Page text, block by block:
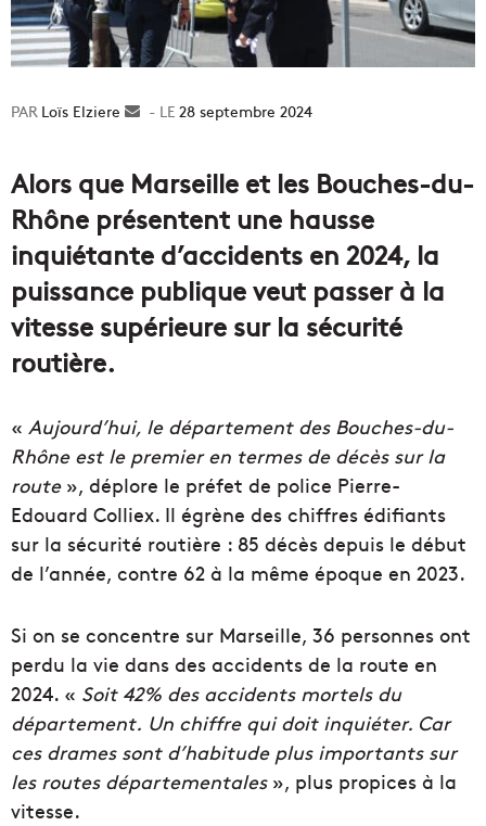
Loïs Elziere
Envoyer28 septembre 2024
Alors que Marseille et les Bouches-du-
Rhône présentent une hausse
inquiétante d’accidents en 2024, la
puissance publique veut passer à la
vitesse supérieure sur la sécurité
routière.
« Aujourd’hui, le département des Bouches-du-
Rhône est le premier en termes de décès sur la
route», déplore le préfet de police Pierre-
Edouard Colliex. Il égrène des chiffres édifiants
sur la sécurité routière : 85 décès depuis le début
de l’année, contre 62 à la même époque en 2023.
Si on se concentre sur Marseille, 36 personnes ont
perdu la vie dans des accidents de la route en
2024. « Soit 42% des accidents mortels du
département. Un chiffre qui doit inquiéter. Car
ces drames sont d’habitude plus importants sur
les routes départementales», plus propices à la
vitesse.